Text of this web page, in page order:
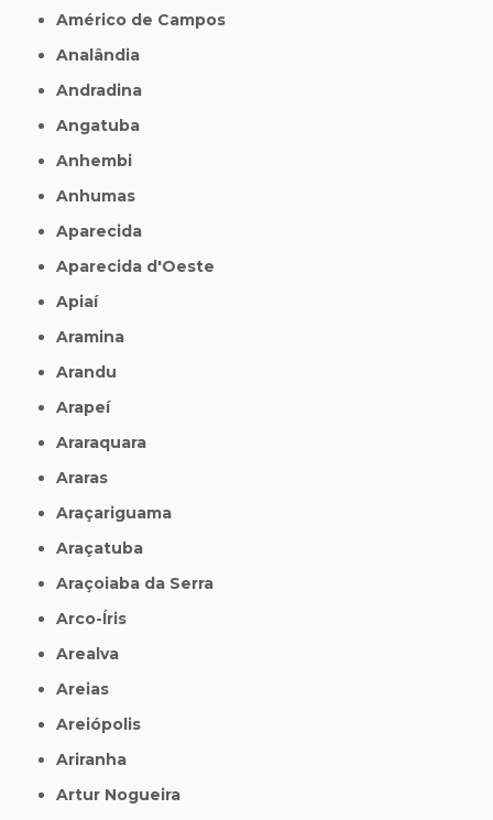
Américo de Campos
Analândia
Andradina
Angatuba
Anhembi
Anhumas
Aparecida
Aparecida d'Oeste
Apiaí
Aramina
Arandu
Arapeí
Araraquara
Araras
Araçariguama
Araçatuba
Araçoiaba da Serra
Arco-Íris
Arealva
Areias
Areiópolis
Ariranha
Artur Nogueira